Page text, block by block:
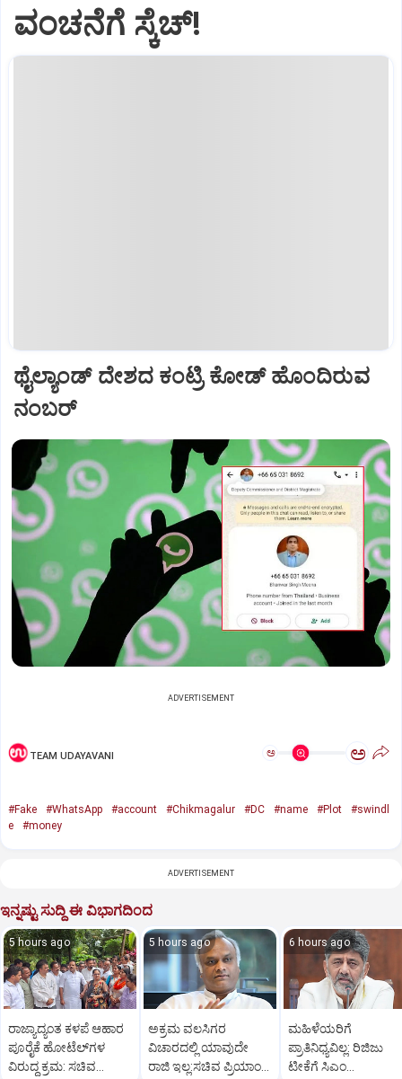
ವಂಚನೆಗೆ ಸ್ಕೆಚ್!
ಥೈಲ್ಯಾಂಡ್ ದೇಶದ ಕಂಟ್ರಿ ಕೋಡ್ ಹೊಂದಿರುವ
ನಂಬರ್‌
ADVERTISEMENT
TEAM UDAYAVANI ಅ ಅ
#Fake #WhatsApp #account #Chikmagalur #DC #name #Plot
#swindl
e
#money
ADVERTISEMENT
ಇನ್ನಷ್ಟು ಸುದ್ದಿ ಈ ವಿಭಾಗದಿಂದ
5 hours ago
ರಾಜ್ಯಾದ್ಯಂತ ಕಳಪೆ ಆಹಾರ
ಪೂರೈಕೆ ಹೋಟೆಲ್‌ಗಳ
ವಿರುದ್ಧ ಕ್ರಮ: ಸಚಿವ
5 hours ago
ಅಕ್ರಮ ವಲಸಿಗರ
ವಿಚಾರದಲ್ಲಿ ಯಾವುದೇ
ರಾಜಿ ಇಲ್ಲ:ಸಚಿವ ಪ್ರಿಯಾಂಕ್
6 hours ago
ಮಹಿಳೆಯರಿಗೆ
ಪ್ರಾತಿನಿಧ್ಯವಿಲ್ಲ: ರಿಜಿಜು
ಟೀಕೆಗೆ ಸಿಎಂ